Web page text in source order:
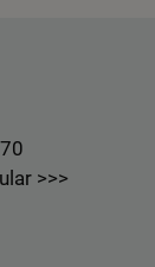
>>>